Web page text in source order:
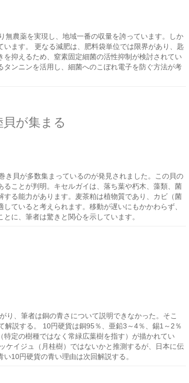
無農薬を実現し、地域一番の収量を誇っています。しか
ます。 更なる減肥は、肥料袋単位では限界があり、匙
抑えるため、窒素固定細菌の活性抑制が検討されてい
ンニンを活用し、細菌へのこぼれ電子を防ぐ方法が考
が集まる
き貝が多数集まっているのが発見されました。この貝の
ことが判明。キセルガイは、落ち葉や朽木、藻類、菌
る能力があります。麦茶粕は植物質であり、カビ（菌
ていると考えられます。移動が遅いにもかかわらず、
に、筆者は驚きと関心を示しています。
り、筆者は銅の青さについて説明できなかった。そこ
説する。 10円硬貨は銅95％、亜鉛3～4％、錫1～2％
定の樹種ではなく常緑広葉樹を指す）が描かれてい
ケイジュ（月桂樹）ではないかと推測するが、日本に伝
10円硬貨の青い理由は次回解説する。